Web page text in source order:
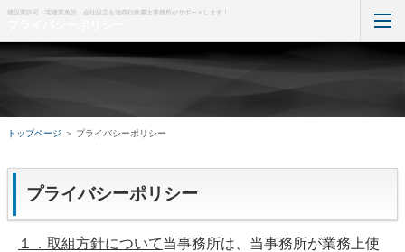
建設業許可・宅建業免許・会社設立を池森行政書士事務所がサポートします！
トップページ
サービス料金
お問い合わせ
トップページ ＞ プライバシーポリシー
プライバシーポリシー
１．取組方針について当事務所は、当事務所が業務上使